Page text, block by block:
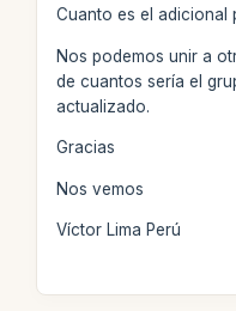
Cuanto es el adicional
Nos podemos unir a
de cuantos sería el
actualizado.
Gracias
Nos vemos
Víctor Lima Perú